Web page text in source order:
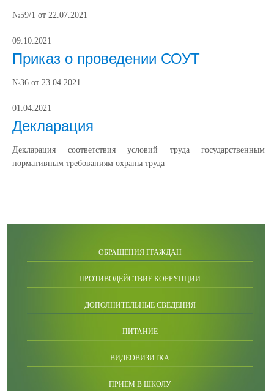
№59/1 от 22.07.2021
09.10.2021
Приказ о проведении СОУТ
№36 от 23.04.2021
01.04.2021
Декларация
Декларация соответствия условий труда государственным
нормативным требованиям охраны труда
ОБРАЩЕНИЯ ГРАЖДАН
ПРОТИВОДЕЙСТВИЕ КОРРУПЦИИ
ДОПОЛНИТЕЛЬНЫЕ СВЕДЕНИЯ
ПИТАНИЕ
ВИДЕОВИЗИТКА
ПРИЕМ В ШКОЛУ